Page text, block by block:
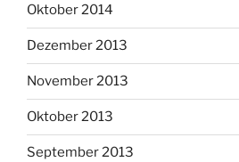
Oktober 2014
Dezember 2013
November 2013
Oktober 2013
September 2013